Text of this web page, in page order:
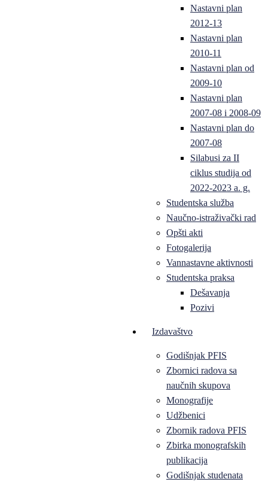
Nastavni plan
2012-13
Nastavni plan
2010-11
Nastavni plan od
2009-10
Nastavni plan
2007-08 i 2008-09
Nastavni plan do
2007-08
Silabusi za II
ciklus studija od
2022-2023 a. g.
Studentska služba
Naučno-istraživački rad
Opšti akti
Fotogalerija
Vannastavne aktivnosti
Studentska praksa
Dešavanja
Pozivi
Izdavaštvo
Godišnjak PFIS
Zbornici radova sa
naučnih skupova
Monografije
Udžbenici
Zbornik radova PFIS
Zbirka monografskih
publikacija
Godišnjak studenata